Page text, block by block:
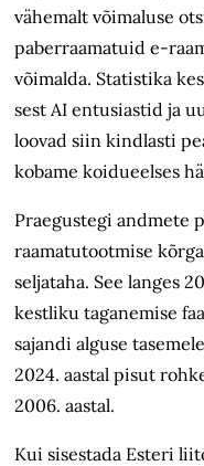
vähemalt võimaluse
paberraamatuid e-
võimalda. Statistika
sest AI entusiastid ja
loovad siin kindlasti
kobame koidueelses
Praegustegi andmete
raamatutootmise
seljataha. See langes
kestliku taganemise
sajandi alguse
2024. aastal pisut
2006. aastal.
Kui sisestada Esteri